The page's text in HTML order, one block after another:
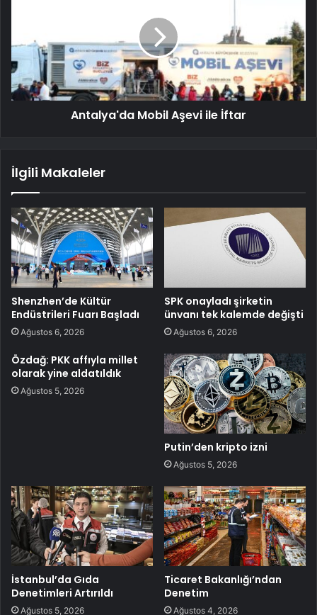
Antalya'da Mobil Aşevi ile İftar
İlgili Makaleler
Shenzhen’de Kültür
Endüstrileri Fuarı Başladı
Ağustos 6, 2026
SPK onayladı şirketin
ünvanı tek kalemde değişti
Ağustos 6, 2026
Özdağ: PKK affıyla millet
olarak yine aldatıldık
Ağustos 5, 2026
Putin’den kripto izni
Ağustos 5, 2026
İstanbul’da Gıda
Denetimleri Artırıldı
Ağustos 5, 2026
Ticaret Bakanlığı’ndan
Denetim
Ağustos 4, 2026